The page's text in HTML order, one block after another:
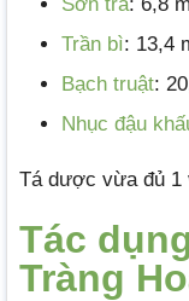
Trần bì: 13,4
Bạch truật:
Nhục đậu
Tá dược vừa đủ 1
Tác
Tràng